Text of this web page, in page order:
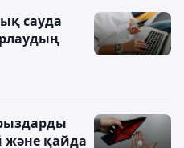
сауда
және қайда